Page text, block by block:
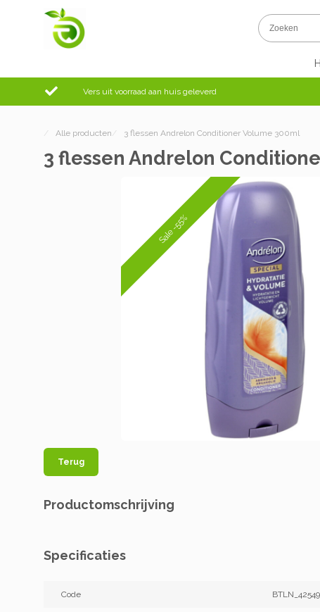
Vers uit voorraad aan huis geleverd
/ Alle producten / 3 flessen Andrelon Conditioner Volume 300ml
3 flessen Andrelon
Sale -55%
Terug
Productomschrijving
Specificaties
Code